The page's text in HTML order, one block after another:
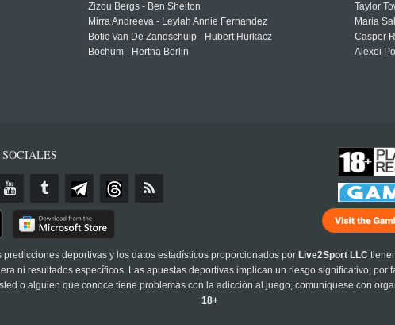
Zizou Bergs - Ben Shelton
Mirra Andreeva - Leylah Annie Fernandez
Botic Van De Zandschulp - Hubert Hurkacz
Bochum - Hertha Berlin
Taylor
Maria
Casper
Alexei
predicciones deportivas y los datos estadísticos proporcionados por Live2Sport LLC
ni resultados específicos. Las apuestas deportivas implican un riesgo significativo; por
o alguien que conoce tiene problemas con la adicción al juego, comuníquese con
18+